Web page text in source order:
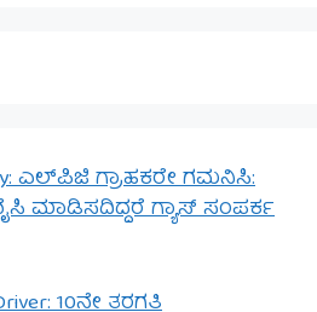
ಎಲ್‌ಪಿಜಿ ಗ್ರಾಹಕರೇ ಗಮನಿಸಿ:
ಮಾಡಿಸದಿದ್ದರೆ ಗ್ಯಾಸ್ ಸಂಪರ್ಕ
10ನೇ ತರಗತಿ